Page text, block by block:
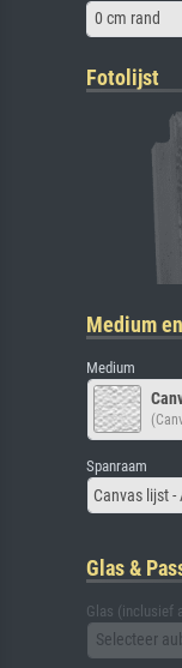
0 cm rand
Fotolijst
Medium
Medium
Spanraam
Glas &
Glas (inclusief
Selecteer